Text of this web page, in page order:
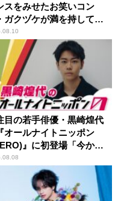
スをみせたお笑いコン
ガクヅケが満を持して
ールナイトニッポン
』に登場！
目の若手俳優・黒崎煌代
オールナイトニッポン
』に初登場「今から
もワクワクしておりま